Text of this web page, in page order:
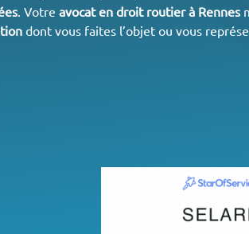
. Votre avocat en droit routier à Rennes
dont vous faites l’objet ou vous